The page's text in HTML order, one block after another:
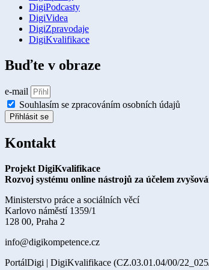
DigiPodcasty
DigiVidea
DigiZpravodaje
DigiKvalifikace
Buďte v obraze
e-mail
Souhlasím se zpracováním osobních údajů
Přihlásit se
Kontakt
Projekt DigiKvalifikace
Rozvoj systému online nástrojů za účelem
Ministerstvo práce a sociálních věcí
Karlovo náměstí 1359/1
128 00, Praha 2
info@digikompetence.cz
PortálDigi | DigiKvalifikace (CZ.03.01.04/00/